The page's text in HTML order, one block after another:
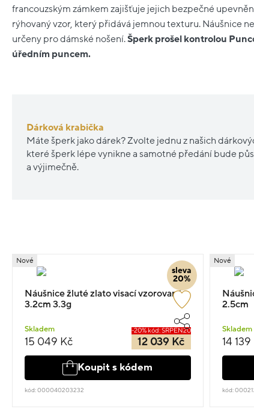
francouzským zámkem zajišťuje jejich bezpečné
rýhovaný vzor, který přidává jemnou texturu. Náušnice
určeny pro dámské nošení.Šperk prošel kontrolou
úředním puncem.
Dárková krabička
Máte šperk jako dárek? Zvolte jednu z našich
které šperk lépe vynikne a samotné předání bude
a výjimečně.
sleva
20%
Nové
Náušnice žluté zlato visací vzorované
3.2cm 3.3g
Skladem
15 049 Kč
-20% kód: SRPEN20
12 039 Kč
Koupit s kódem
kód: 000040203232
Nové
2.5cm
Skladem
14 139
kód: